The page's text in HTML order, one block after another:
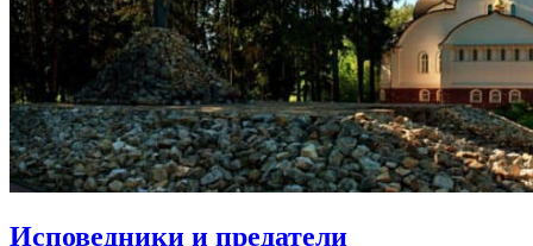
Исповедники и предатели